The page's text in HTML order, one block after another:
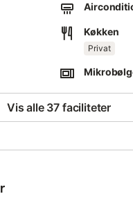
egnet for
Køkken
Privat
Vis alle 37 faciliteter